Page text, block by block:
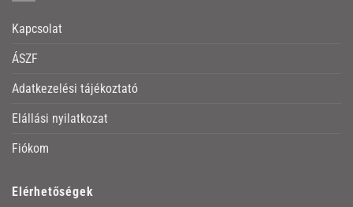
Kapcsolat
ÁSZF
Adatkezelési tájékoztató
Elállási nyilatkozat
Fiókom
Elérhetőségek